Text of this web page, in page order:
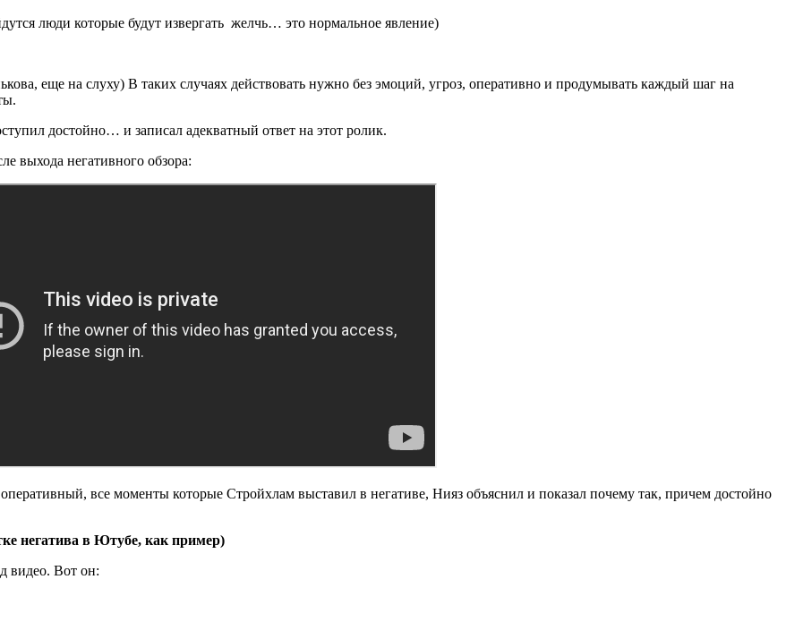
люди которые будут извергать желчь… это нормальное явление)
еще на слуху) В таких случаях действовать нужно без эмоций, угроз, оперативно и продумывать каждый шаг на
достойно… и записал адекватный ответ на этот ролик.
выхода негативного обзора:
все моменты которые Стройхлам выставил в негативе, Нияз объяснил и показал почему так, причем достойно
негатива в Ютубе, как пример)
видео. Вот он: